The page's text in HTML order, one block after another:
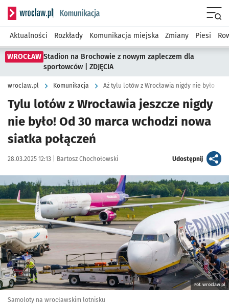
Serwis informacyjny wroclaw.pl podserwis: Komunikacja
Aktualności Rozkłady Komunikacja miejska Zmiany Piesi
WROCŁAW Stadion na Brochowie z nowym zapleczem dla
sportowców | ZDJĘCIA
wroclaw.pl Komunikacja Aż tylu lotów z Wrocławia nigdy nie było
Tylu lotów z Wrocławia jeszcze nigdy
nie było! Od 30 marca wchodzi nowa
siatka połączeń
Data publikacji:
28.03.2025 12:13 | Autor:
Bartosz Chochołowski Udostępnijartykuł
Kliknij, aby zobaczyć galerię
Fot. wroclaw.pl
Samoloty na wrocławskim lotnisku